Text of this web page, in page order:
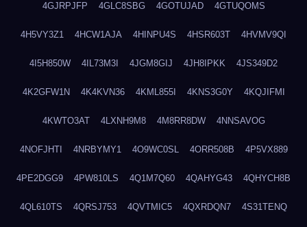
4GJRPJFP 4GLC8SBG 4GOTUJAD 4GTUQOMS
4H5VY3Z1 4HCW1AJA 4HINPU4S 4HSR603T 4HVMV9QI
4I5H850W 4IL73M3I 4JGM8GIJ 4JH8IPKK 4JS349D2
4K2GFW1N 4K4KVN36 4KML855I 4KNS3G0Y 4KQJIFMI
4KWTO3AT 4LXNH9M8 4M8RR8DW 4NNSAVOG
4NOFJHTI 4NRBYMY1 4O9WC0SL 4ORR508B 4P5VX889
4PE2DGG9 4PW810LS 4Q1M7Q60 4QAHYG43 4QHYCH8B
4QL610TS 4QRSJ753 4QVTMIC5 4QXRDQN7 4S31TENQ